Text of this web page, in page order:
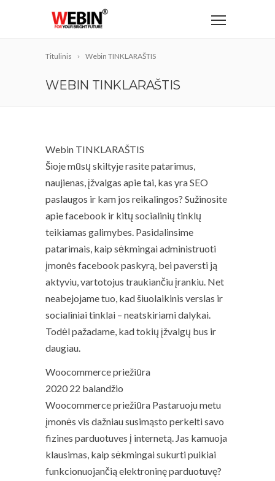
Titulinis Webin TINKLARAŠTIS
WEBIN TINKLARAŠTIS
Webin TINKLARAŠTIS
Šioje mūsų skiltyje rasite patarimus,
naujienas, įžvalgas apie tai, kas yra SEO
paslaugos ir kam jos reikalingos? Sužinosite
apie facebook ir kitų socialinių tinklų
teikiamas galimybes. Pasidalinsime
patarimais, kaip sėkmingai administruoti
įmonės facebook paskyrą, bei paversti ją
aktyviu, vartotojus traukiančiu įrankiu. Net
neabejojame tuo, kad šiuolaikinis verslas ir
socialiniai tinklai – neatskiriami dalykai.
Todėl pažadame, kad tokių įžvalgų bus ir
daugiau.
Woocommerce priežiūra
2020 22 balandžio
Woocommerce priežiūra Pastaruoju metu
įmonės vis dažniau susimąsto perkelti savo
fizines parduotuves į internetą. Jas kamuoja
klausimas, kaip sėkmingai sukurti puikiai
funkcionuojančią elektroninę parduotuvę?